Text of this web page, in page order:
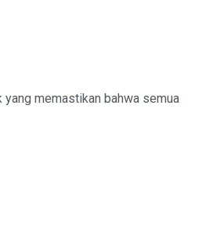
memastikan bahwa semua